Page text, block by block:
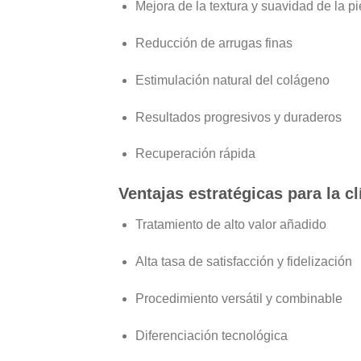
Mejora de la textura y suavidad de la
Reducción de arrugas finas
Estimulación natural del colágeno
Resultados progresivos y duraderos
Recuperación rápida
Ventajas estratégicas para la
Tratamiento de alto valor añadido
Alta tasa de satisfacción y fidelización
Procedimiento versátil y combinable
Diferenciación tecnológica